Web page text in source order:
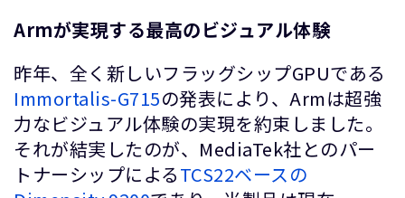
Armが実現する最高のビジュアル体験
昨年、全く新しいフラッグシップGPUである
Immortalis-G715の発表により、Armは超強
力なビジュアル体験の実現を約束しました。
それが結実したのが、MediaTek社とのパー
トナーシップによるTCS22ベースの